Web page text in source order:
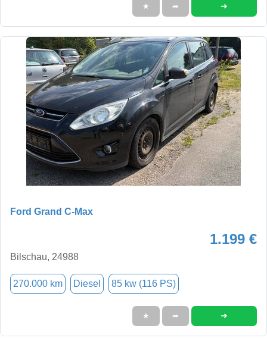
★ ➦ ➜
Ford Grand C-Max
1.199 €
Bilschau, 24988
270.000 km Diesel 85 kw (116 PS)
★ ➦ ➜